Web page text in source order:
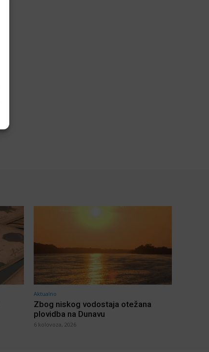
Aktualno
Zbog niskog vodostaja otežana
plovidba na Dunavu
6 kolovoza, 2026